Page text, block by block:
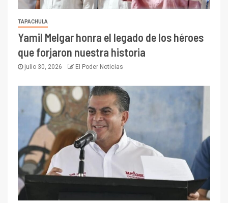
TAPACHULA
Yamil Melgar honra el legado de los héroes
que forjaron nuestra historia
julio 30, 2026 El Poder Noticias